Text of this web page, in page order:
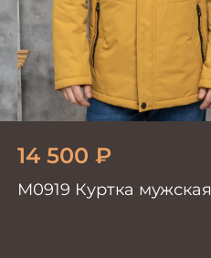
14 500 ₽
М0919 Куртка мужская